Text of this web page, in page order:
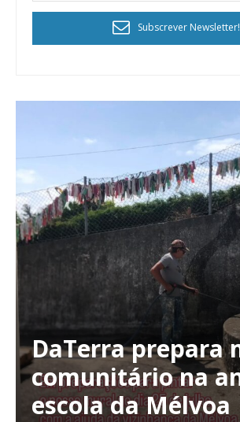
Subscrever Newsletter!
DaTerra prepara
comunitário na
escola da Mélvoa